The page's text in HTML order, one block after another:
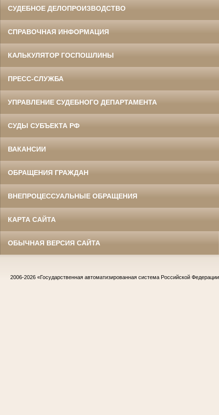
СУДЕБНОЕ ДЕЛОПРОИЗВОДСТВО
СПРАВОЧНАЯ ИНФОРМАЦИЯ
КАЛЬКУЛЯТОР ГОСПОШЛИНЫ
ПРЕСС-СЛУЖБА
УПРАВЛЕНИЕ СУДЕБНОГО ДЕПАРТАМЕНТА
СУДЫ СУБЪЕКТА РФ
ВАКАНСИИ
ОБРАЩЕНИЯ ГРАЖДАН
ВНЕПРОЦЕССУАЛЬНЫЕ ОБРАЩЕНИЯ
КАРТА САЙТА
ОБЫЧНАЯ ВЕРСИЯ САЙТА
2006-2026 «Государственная автоматизированная система Российской